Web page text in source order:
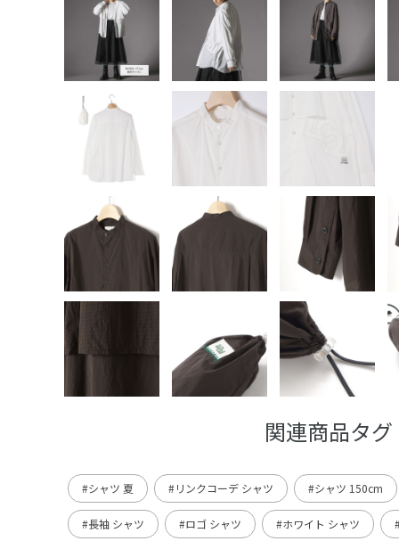
関連商品タグ
#シャツ 夏 #リンクコーデ シャツ #シャツ 150cm
#長袖 シャツ #ロゴ シャツ #ホワイト シャツ